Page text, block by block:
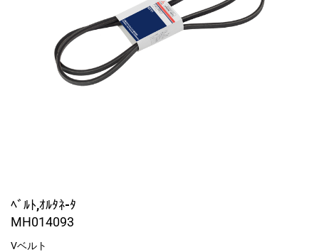
ﾍﾞﾙﾄ,ｵﾙﾀﾈ-ﾀ
MH014093
Vベルト